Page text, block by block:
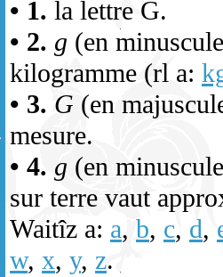
• 1. la lettre G.
• 2. g (en
kilogramme (rl a:
• 3. G (en
mesure.
• 4. g (en
sur terre vaut
Waitîz a: a, b, c, d,
w, x, y, z.